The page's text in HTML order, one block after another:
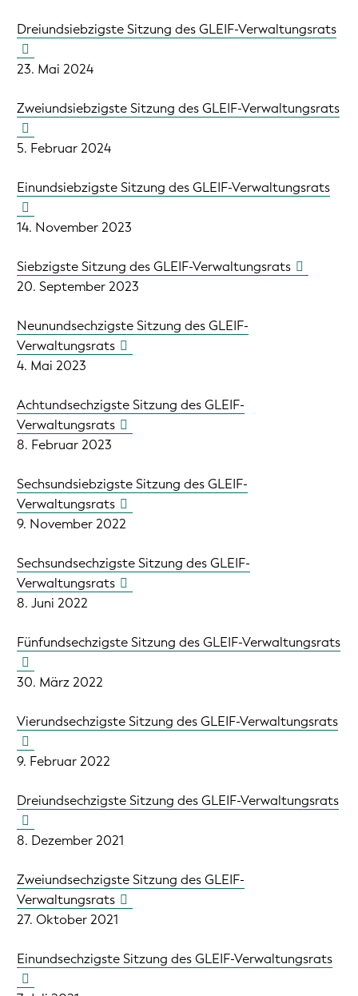
Dreiundsiebzigste Sitzung des GLEIF-Verwaltungsrats
23. Mai 2024
Zweiundsiebzigste Sitzung des GLEIF-Verwaltungsrats
5. Februar 2024
Einundsiebzigste Sitzung des GLEIF-Verwaltungsrats
14. November 2023
Siebzigste Sitzung des GLEIF-Verwaltungsrats
20. September 2023
Neunundsechzigste Sitzung des GLEIF-
Verwaltungsrats
4. Mai 2023
Achtundsechzigste Sitzung des GLEIF-
Verwaltungsrats
8. Februar 2023
Sechsundsiebzigste Sitzung des GLEIF-
Verwaltungsrats
9. November 2022
Sechsundsechzigste Sitzung des GLEIF-
Verwaltungsrats
8. Juni 2022
Fünfundsechzigste Sitzung des GLEIF-Verwaltungsrats
30. März 2022
Vierundsechzigste Sitzung des GLEIF-Verwaltungsrats
9. Februar 2022
Dreiundsechzigste Sitzung des GLEIF-Verwaltungsrats
8. Dezember 2021
Zweiundsechzigste Sitzung des GLEIF-
Verwaltungsrats
27. Oktober 2021
Einundsechzigste Sitzung des GLEIF-Verwaltungsrats